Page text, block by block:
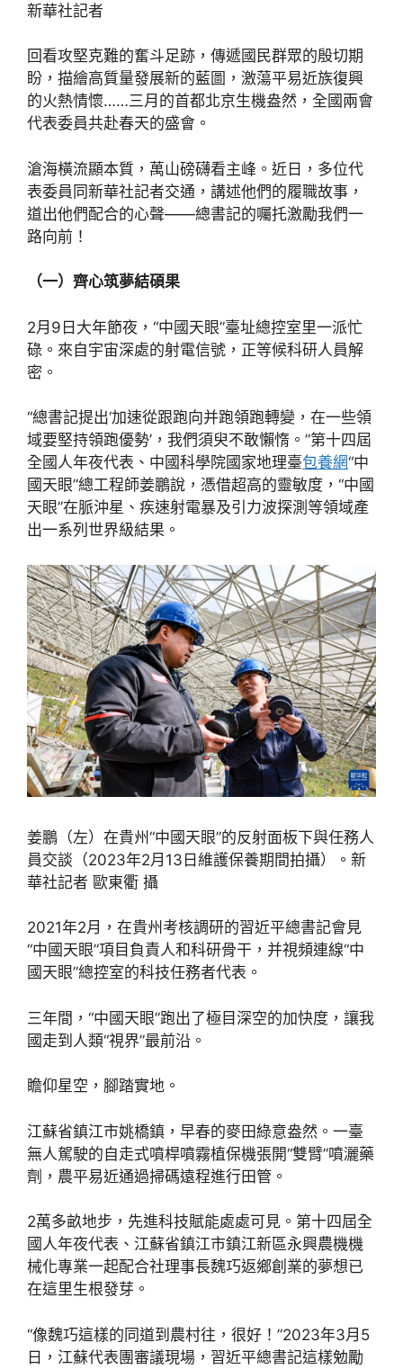
新華社記者
回看攻堅克難的奮斗足跡，傳遞國民群眾的殷切期
盼，描繪高質量發展新的藍圖，激蕩平易近族復興
的火熱情懷……三月的首都北京生機盎然，全國兩會
代表委員共赴春天的盛會。
滄海橫流顯本質，萬山磅礴看主峰。近日，多位代
表委員同新華社記者交通，講述他們的履職故事，
道出他們配合的心聲——總書記的囑托激勵我們一
路向前！
（一）齊心筑夢結碩果
2月9日大年節夜，“中國天眼”臺址總控室里一派忙
碌。來自宇宙深處的射電信號，正等候科研人員解
密。
“總書記提出‘加速從跟跑向并跑領跑轉變，在一些領
域要堅持領跑優勢’，我們須臾不敢懶惰。”第十四屆
全國人年夜代表、中國科學院國家地理臺包養網“中
國天眼”總工程師姜鵬說，憑借超高的靈敏度，“中國
天眼”在脈沖星、疾速射電暴及引力波探測等領域產
出一系列世界級結果。
姜鵬（左）在貴州“中國天眼”的反射面板下與任務人
員交談（2023年2月13日維護保養期間拍攝）。新
華社記者 歐東衢 攝
2021年2月，在貴州考核調研的習近平總書記會見
“中國天眼”項目負責人和科研骨干，并視頻連線“中
國天眼”總控室的科技任務者代表。
三年間，“中國天眼”跑出了極目深空的加快度，讓我
國走到人類“視界”最前沿。
瞻仰星空，腳踏實地。
江蘇省鎮江市姚橋鎮，早春的麥田綠意盎然。一臺
無人駕駛的自走式噴桿噴霧植保機張開“雙臂”噴灑藥
劑，農平易近通過掃碼遠程進行田管。
2萬多畝地步，先進科技賦能處處可見。第十四屆全
國人年夜代表、江蘇省鎮江市鎮江新區永興農機機
械化專業一起配合社理事長魏巧返鄉創業的夢想已
在這里生根發芽。
“像魏巧這樣的同道到農村往，很好！”2023年3月5
日，江蘇代表團審議現場，習近平總書記這樣勉勵